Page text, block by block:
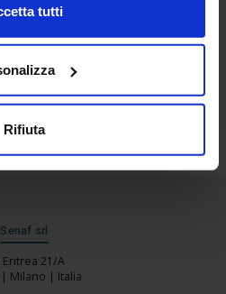
tutti
Rifiuta
Senaf srl
Eritrea 21/A
| Milano | Italia